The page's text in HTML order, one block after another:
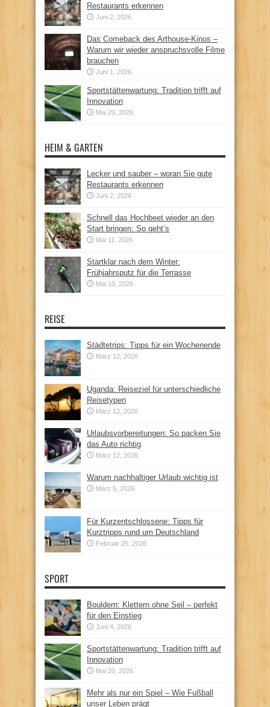
Restaurants erkennen
Juni 2, 2026
Das Comeback des Arthouse-Kinos –
Warum wir wieder anspruchsvolle Filme
brauchen
Juni 1, 2026
Sportstättenwartung: Tradition trifft auf
Innovation
Mai 20, 2026
HEIM & GARTEN
Lecker und sauber – woran Sie gute
Restaurants erkennen
Juni 2, 2026
Schnell das Hochbeet wieder an den
Start bringen: So geht’s
Mai 11, 2026
Startklar nach dem Winter:
Frühjahrsputz für die Terrasse
Mai 10, 2026
REISE
Städtetrips: Tipps für ein Wochenende
März 12, 2026
Uganda: Reiseziel für unterschiedliche
Reisetypen
März 12, 2026
Urlaubsvorbereitungen: So packen Sie
das Auto richtig
März 12, 2026
Warum nachhaltiger Urlaub wichtig ist
März 5, 2026
Für Kurzentschlossene: Tipps für
Kurztripps rund um Deutschland
Februar 25, 2026
SPORT
Bouldern: Klettern ohne Seil – perfekt
für den Einstieg
Juni 4, 2026
Sportstättenwartung: Tradition trifft auf
Innovation
Mai 20, 2026
Mehr als nur ein Spiel – Wie Fußball
unser Leben prägt